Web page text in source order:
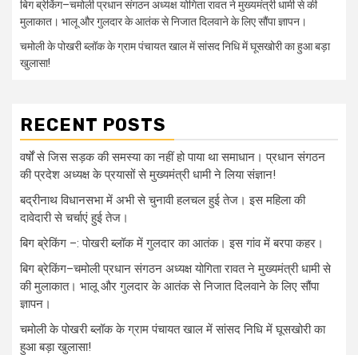
बिग ब्रेकिंग–चमोली प्रधान संगठन अध्यक्ष योगिता रावत ने मुख्यमंत्री धामी से की
मुलाकात। भालू और गुलदार के आतंक से निजात दिलवाने के लिए सौंपा ज्ञापन।
चमोली के पोखरी ब्लॉक के ग्राम पंचायत खाल में सांसद निधि में घूसखोरी का हुआ बड़ा
खुलासा!
RECENT POSTS
वर्षों से जिस सड़क की समस्या का नहीं हो पाया था समाधान। प्रधान संगठन
की प्रदेश अध्यक्ष के प्रयासों से मुख्यमंत्री धामी ने लिया संज्ञान!
बद्रीनाथ विधानसभा में अभी से चुनावी हलचल हुई तेज। इस महिला की
दावेदारी से चर्चाएं हुई तेज।
बिग ब्रेकिंग –: पोखरी ब्लॉक में गुलदार का आतंक। इस गांव में बरपा कहर।
बिग ब्रेकिंग–चमोली प्रधान संगठन अध्यक्ष योगिता रावत ने मुख्यमंत्री धामी से
की मुलाकात। भालू और गुलदार के आतंक से निजात दिलवाने के लिए सौंपा
ज्ञापन।
चमोली के पोखरी ब्लॉक के ग्राम पंचायत खाल में सांसद निधि में घूसखोरी का
हुआ बड़ा खुलासा!